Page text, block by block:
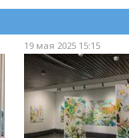
19 мая 2025 15:15